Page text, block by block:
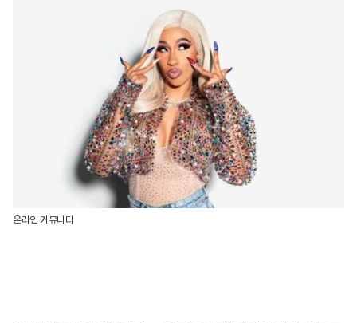
온라인 커뮤니티